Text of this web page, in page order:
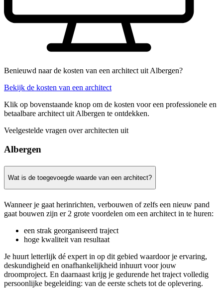
Benieuwd naar de kosten van een architect uit Albergen?
Bekijk de kosten van een architect
Klik op bovenstaande knop om de kosten voor een professionele en
betaalbare architect uit Albergen te ontdekken.
Veelgestelde vragen over architecten uit
Albergen
Wat is de toegevoegde waarde van een architect?
Wanneer je gaat herinrichten, verbouwen of zelfs een nieuw pand
gaat bouwen zijn er 2 grote voordelen om een architect in te huren:
een strak georganiseerd traject
hoge kwaliteit van resultaat
Je huurt letterlijk dé expert in op dit gebied waardoor je ervaring,
deskundigheid en onafhankelijkheid inhuurt voor jouw
droomproject. En daarnaast krijg je gedurende het traject volledig
persoonlijke begeleiding: van de eerste schets tot de oplevering.